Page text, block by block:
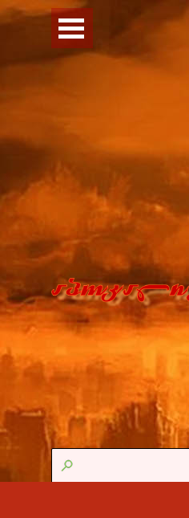
Перейти к контенту
Пропустить меню